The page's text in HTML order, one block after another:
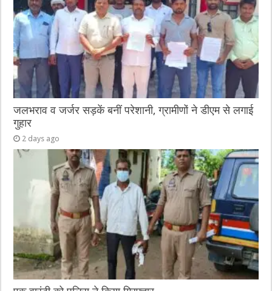
जलभराव व जर्जर सड़कें बनीं परेशानी, ग्रामीणों ने डीएम से लगाई
गुहार
2 days ago